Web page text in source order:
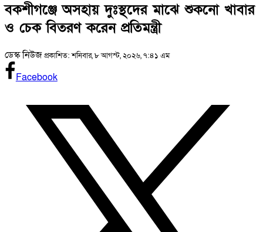
বকশীগঞ্জে অসহায় দুঃস্থদের মাঝে শুকনো খাবার
ও চেক বিতরণ করেন প্রতিমন্ত্রী
ডেস্ক নিউজপ্রকাশিত: শনিবার, ৮ আগস্ট, ২০২৬, ৭:৪১ এম
Facebook